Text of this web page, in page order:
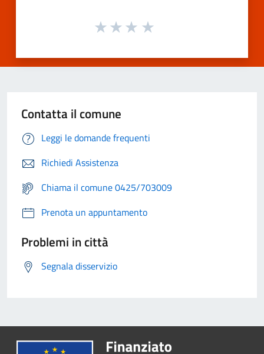
Contatta il comune
Leggi le domande frequenti
Richiedi Assistenza
Chiama il comune 0425/703009
Prenota un appuntamento
Problemi in città
Segnala disservizio